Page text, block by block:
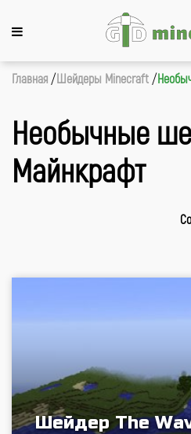
Главная Шейдеры Minecraft
Необычные
Майнкрафт
Шейдер The